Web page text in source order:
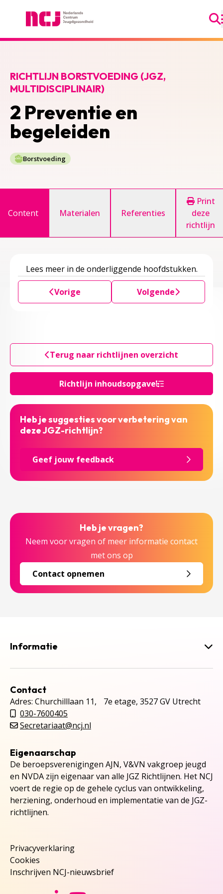
2 Preventie en
begeleiden
RICHTLIJN BORSTVOEDING (JGZ,
MULTIDISCIPLINAIR)
Borstvoeding
Richtlijn inhoudsopgave
Content Materialen Referenties
Print
deze
richtlijn
Lees meer in de onderliggende hoofdstukken.
Vorige Volgende
Terug naar richtlijnen overzicht
Heb je suggesties voor verbetering van
deze JGZ-richtlijn?
Geef jouw feedback
Heb je vragen?
Neem voor vragen of meer informatie contact
met ons op
Contact opnemen
Informatie
Contact
Adres: Churchilllaan 11, 7e etage, 3527 GV Utrecht
030-7600405
Secretariaat@ncj.nl
Eigenaarschap
De beroepsverenigingen AJN, V&VN vakgroep jeugd
en NVDA zijn eigenaar van alle JGZ Richtlijnen. Het NCJ
voert de regie op de gehele cyclus van ontwikkeling,
herziening, onderhoud en implementatie van de JGZ-
richtlijnen.
Privacyverklaring
Cookies
Inschrijven NCJ-nieuwsbrief